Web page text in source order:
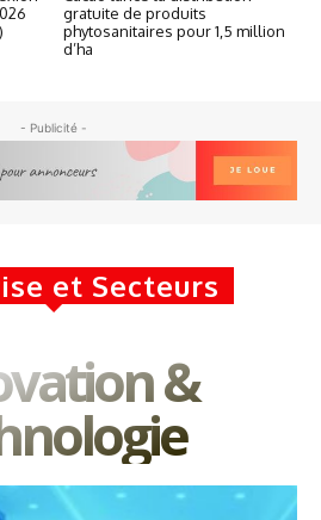
gratuite de produits
phytosanitaires pour 1,5 million
d’ha
- Publicité -
et Secteurs
&